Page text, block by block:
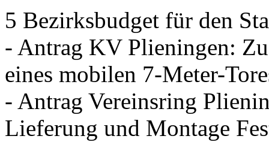
5 Bezirksbudget für den
- Antrag KV Plieningen:
eines mobilen 7-Meter-
- Antrag Vereinsring
Lieferung und Montage